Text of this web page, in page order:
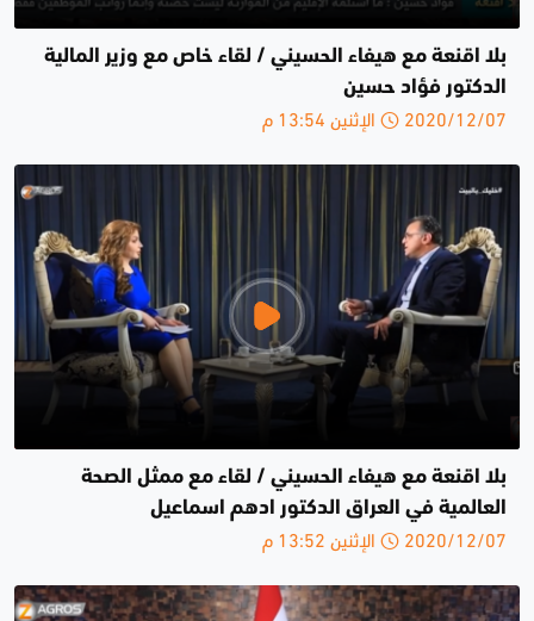
بلا اقنعة مع هيفاء الحسيني / لقاء خاص مع وزير المالية
الدكتور فؤاد حسين
2020/12/07 الإثنين 13:54 م
بلا اقنعة مع هيفاء الحسيني / لقاء مع ممثل الصحة
العالمية في العراق الدكتور ادهم اسماعيل
2020/12/07 الإثنين 13:52 م